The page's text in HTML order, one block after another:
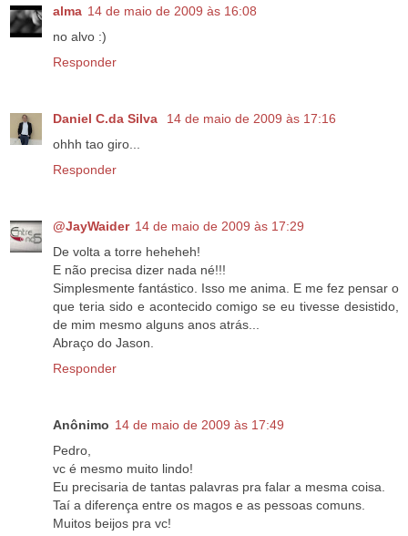
alma 14 de maio de 2009 às 16:08
no alvo :)
Responder
Daniel C.da Silva
14 de maio de 2009 às 17:16
ohhh tao giro...
Responder
@JayWaider 14 de maio de 2009 às 17:29
De volta a torre heheheh!
E não precisa dizer nada né!!!
Simplesmente fantástico. Isso me anima. E me fez pensar o
que teria sido e acontecido comigo se eu tivesse desistido,
de mim mesmo alguns anos atrás...
Abraço do Jason.
Responder
Anônimo 14 de maio de 2009 às 17:49
Pedro,
vc é mesmo muito lindo!
Eu precisaria de tantas palavras pra falar a mesma coisa.
Taí a diferença entre os magos e as pessoas comuns.
Muitos beijos pra vc!